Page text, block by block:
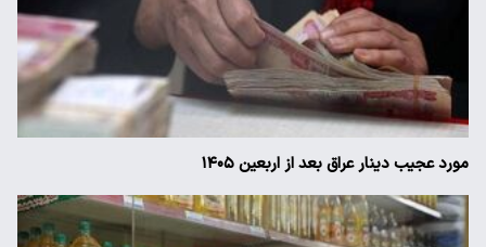
مورد عجیب دینار عراق بعد از اربعین ۱۴۰۵